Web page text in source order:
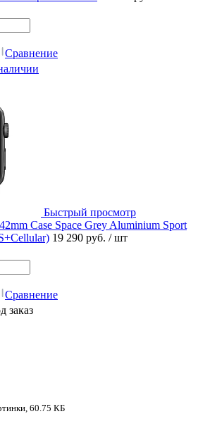
Сравнение
Быстрый просмотр
Case Space Grey Aluminium Sport
19 290 руб. / шт
Сравнение
заказ
60.75 КБ